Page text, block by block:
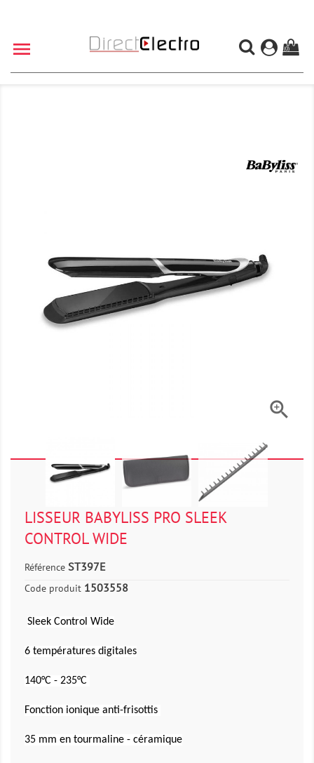
 (0)

LISSEUR BABYLISS PRO SLEEK
CONTROL WIDE
Référence ST397E
Code produit 1503558
Sleek Control Wide
6 températures digitales
140°C - 235°C
Fonction ionique anti-frisottis
35 mm en tourmaline - céramique